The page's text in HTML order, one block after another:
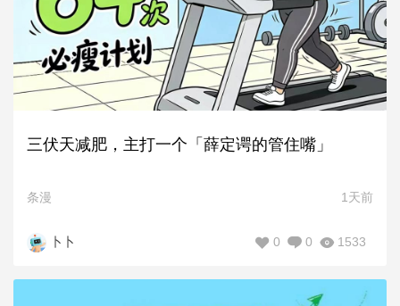
三伏天减肥，主打一个「薛定谔的管住嘴」
条漫 1天前
卜卜 1533
0
0